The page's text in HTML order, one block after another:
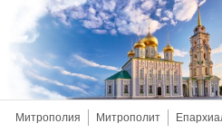
Митрополия Митрополит